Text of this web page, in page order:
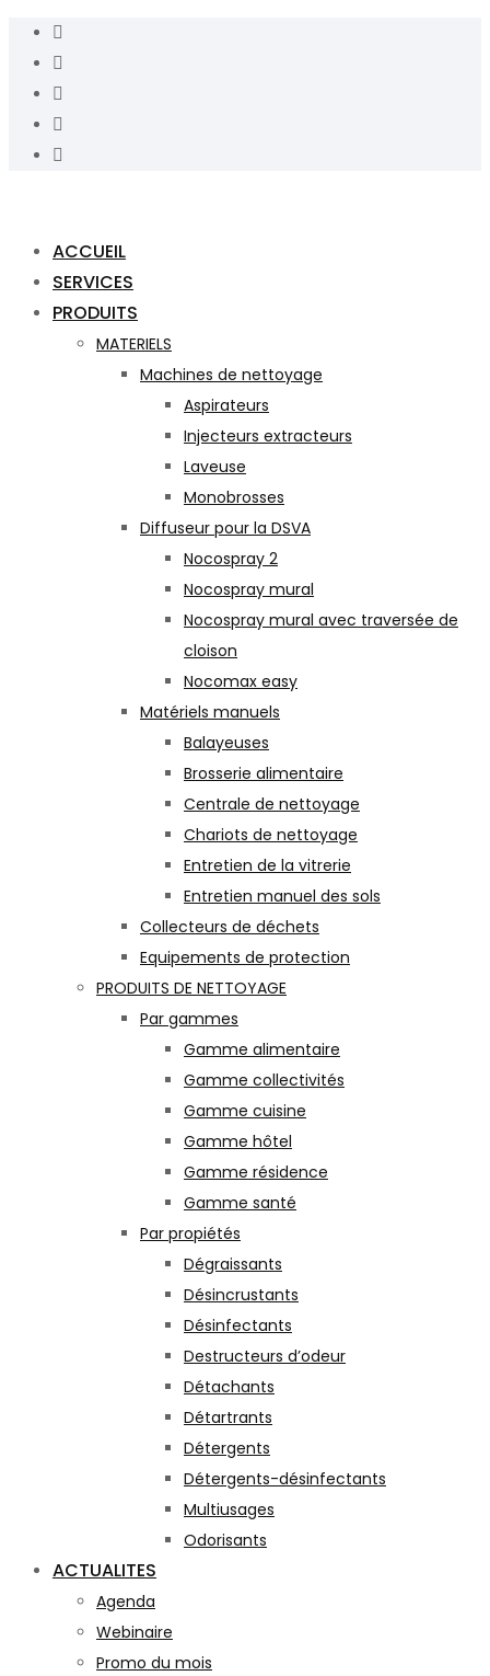
ACCUEIL
SERVICES
PRODUITS
MATERIELS
Machines de nettoyage
Aspirateurs
Injecteurs extracteurs
Laveuse
Monobrosses
Diffuseur pour la DSVA
Nocospray 2
Nocospray mural
Nocospray mural avec traversée de
cloison
Nocomax easy
Matériels manuels
Balayeuses
Brosserie alimentaire
Centrale de nettoyage
Chariots de nettoyage
Entretien de la vitrerie
Entretien manuel des sols
Collecteurs de déchets
Equipements de protection
PRODUITS DE NETTOYAGE
Par gammes
Gamme alimentaire
Gamme collectivités
Gamme cuisine
Gamme hôtel
Gamme résidence
Gamme santé
Par propiétés
Dégraissants
Désincrustants
Désinfectants
Destructeurs d’odeur
Détachants
Détartrants
Détergents
Détergents-désinfectants
Multiusages
Odorisants
ACTUALITES
Agenda
Webinaire
Promo du mois